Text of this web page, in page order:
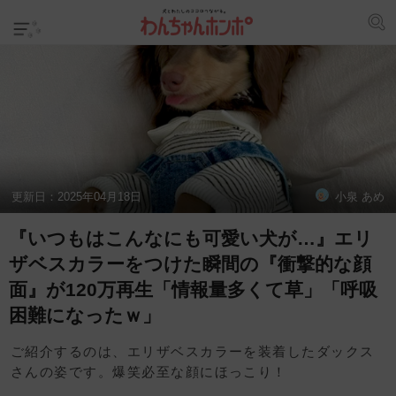
更新日： 2025年04月18日 小泉 あめ
『いつもはこんなにも可愛い犬が…』エリ
ザベスカラーをつけた瞬間の『衝撃的な顔
面』が120万再生「情報量多くて草」「呼吸
困難になったｗ」
ご紹介するのは、エリザベスカラーを装着したダックス
さんの姿です。爆笑必至な顔にほっこり！